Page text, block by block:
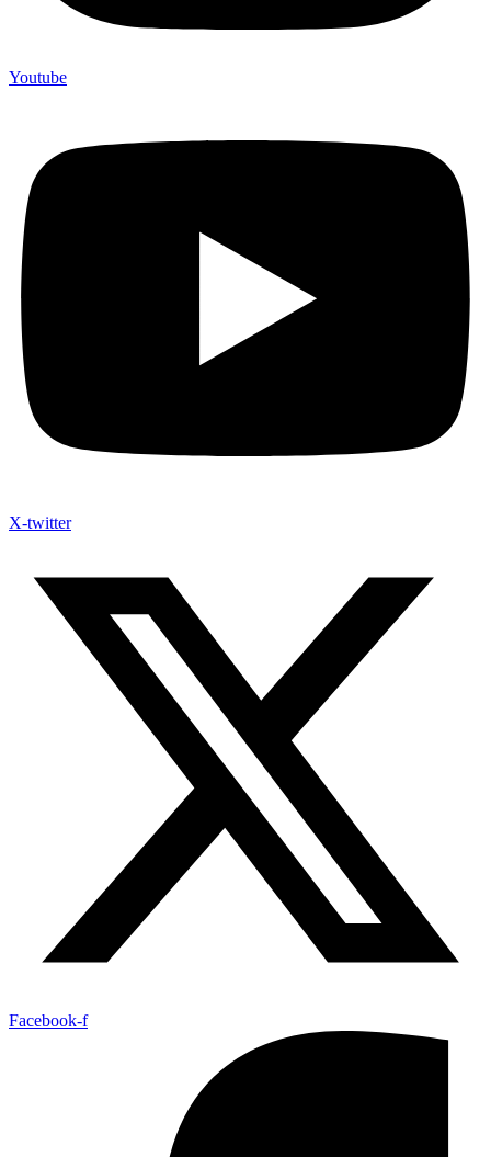
Youtube
X-twitter
Facebook-f